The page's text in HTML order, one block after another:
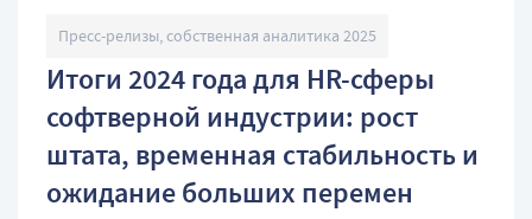
Пресс-релизы, собственная аналитика 2025
Итоги 2024 года для HR-сферы
софтверной индустрии: рост
штата, временная стабильность и
ожидание больших перемен